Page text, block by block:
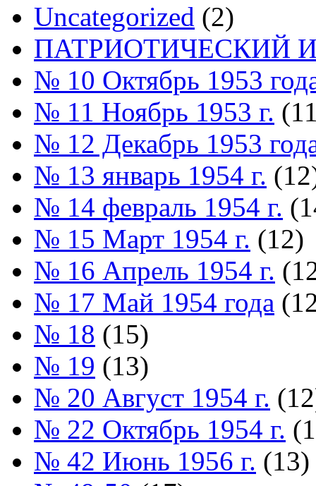
Uncategorized (2)
ПАТРИОТИЧЕСКИЙ
№ 10 Октябрь 1953
№ 11 Ноябрь 1953 г.
№ 12 Декабрь 1953
№ 13 январь 1954 г.
№ 14 февраль 1954 г.
№ 15 Март 1954 г. (12)
№ 16 Апрель 1954 г.
№ 17 Май 1954 года
№ 18 (15)
№ 19 (13)
№ 20 Август 1954 г.
№ 22 Октябрь 1954 г.
№ 42 Июнь 1956 г. (13)